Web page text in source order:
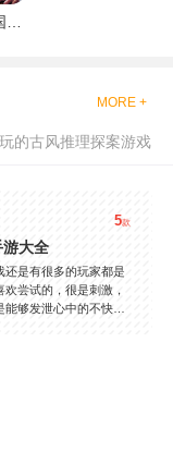
MORE +
的古风推理探案游戏
5款
大全
还是有很多的玩家都是
欢尝试的，很是刺激，
能够发泄心中的不快